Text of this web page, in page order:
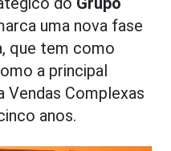
uma nova fase
que tem como
a principal
Vendas Complexas
anos.